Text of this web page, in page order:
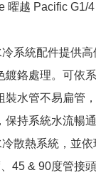
曜越 Pacific G1/
系統配件提供
鍍鉻處理。可依
裝水管不易扁管
保持系統水流暢
散熱系統，並依
45 & 90度管接